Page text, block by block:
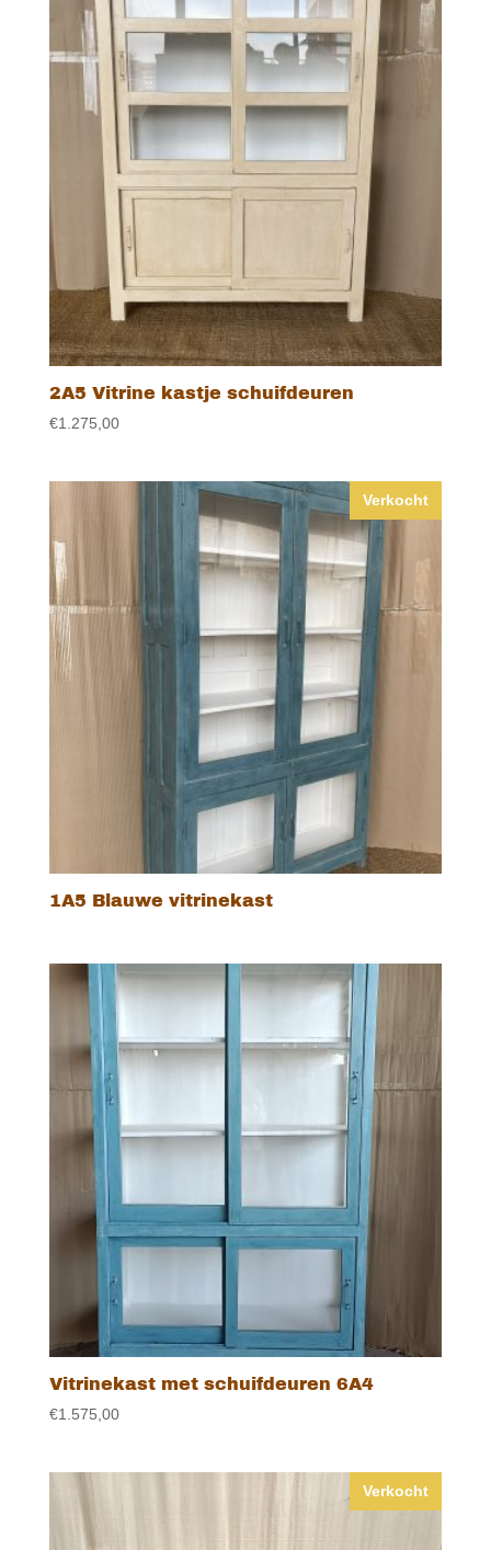
2A5 Vitrine kastje schuifdeuren
€1.275,00
Verkocht
1A5 Blauwe vitrinekast
Vitrinekast met schuifdeuren 6A4
€1.575,00
Verkocht